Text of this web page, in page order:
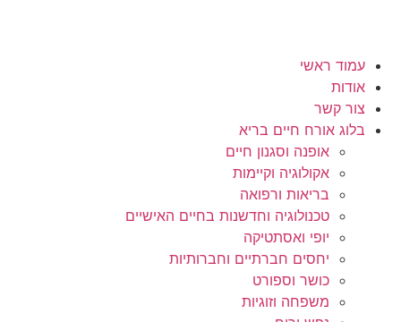
עמוד ראשי
אודות
צור קשר
בלוג אורח חיים בריא
אופנה וסגנון חיים
אקולוגיה וקיימות
בריאות ורפואה
טכנולוגיה וחדשנות בחיים האישיים
יופי ואסתטיקה
יחסים חברתיים וחברותיות
כושר וספורט
משפחה וזוגיות